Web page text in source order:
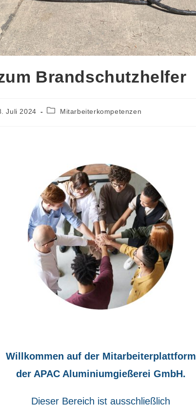
Brandschutzhelfer
Juli 2024
Beitrags-
Mitarbeiterkompetenzen
Willkommen auf der Mitarbeiterplattform
der APAC Aluminiumgießerei GmbH.
Dieser Bereich ist ausschließlich